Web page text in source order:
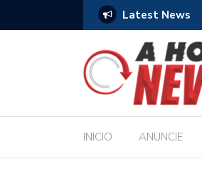
Latest News
com a Educação durante posse
INICIO ANUNCIE